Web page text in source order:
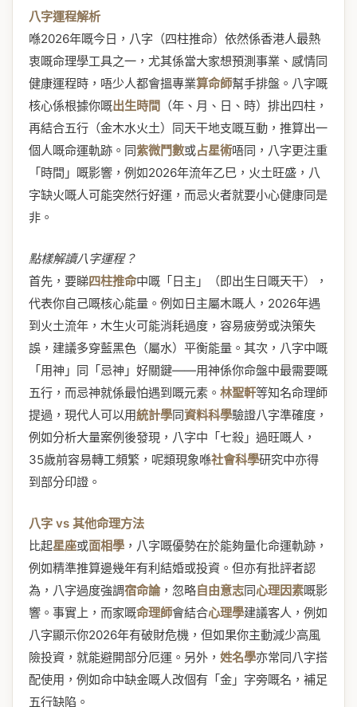
八字運程解析
喺2026年嘅今日，八字（四柱推命）依然係香港人最熱
衷嘅命理學工具之一，尤其係當大家想預測事業、感情同
健康運程時，唔少人都會搵專業算命師幫手排盤。八字嘅
核心係根據你嘅出生時間 （年、月、日、時）排出四柱，
再結合五行（金木水火土）同天干地支嘅互動，推算出一
個人嘅命運軌跡。同紫微鬥數或占星術唔同，八字更注重
「時間」嘅影響，例如2026年流年乙巳，火土旺盛，八
字缺火嘅人可能突然行好運，而忌火者就要小心健康同是
非。
點樣解讀八字運程？
首先，要睇四柱推命中嘅「日主」（即出生日嘅天干），
代表你自己嘅核心能量。例如日主屬木嘅人，2026年遇
到火土流年，木生火可能消耗過度，容易疲勞或決策失
誤，建議多穿藍黑色（屬水）平衡能量。其次，八字中嘅
「用神」同「忌神」好關鍵——用神係你命盤中最需要嘅
五行，而忌神就係最怕遇到嘅元素。 林聖軒等知名命理師
提過，現代人可以用統計學同資料科學驗證八字準確度，
例如分析大量案例後發現，八字中「七殺」過旺嘅人，
35歲前容易轉工頻繁，呢類現象喺社會科學研究中亦得
到部分印證。
八字 vs 其他命理方法
比起星座或面相學 ，八字嘅優勢在於能夠量化命運軌跡，
例如精準推算邊幾年有利結婚或投資。但亦有批評者認
為，八字過度強調宿命論，忽略自由意志同心理因素嘅影
響。事實上，而家嘅命理師會結合心理學建議客人，例如
八字顯示你2026年有破財危機，但如果你主動減少高風
險投資，就能避開部分厄運。另外， 姓名學亦常同八字搭
配使用，例如命中缺金嘅人改個有「金」字旁嘅名，補足
五行缺陷。